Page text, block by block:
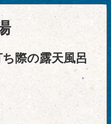
際の露天風呂